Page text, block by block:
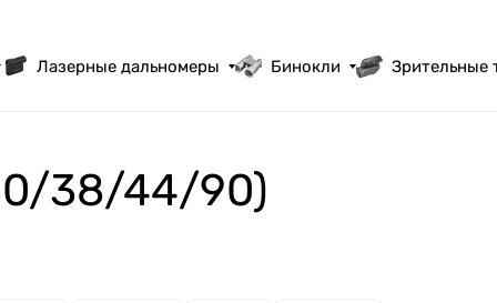
Лазерные дальномеры Бинокли Зрительные
38/44/90)